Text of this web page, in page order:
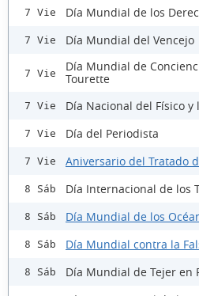
7 Vie Día Mundial de los
7 Vie Día Mundial del Vencejo
7 Vie
Día Mundial de
Tourette
7 Vie Día Nacional del Físico y
7 Vie Día del Periodista
7 Vie Aniversario del Tratado
8 Sáb Día Internacional de los
8 Sáb Día Mundial de los
8 Sáb Día Mundial contra la
8 Sáb Día Mundial de Tejer en